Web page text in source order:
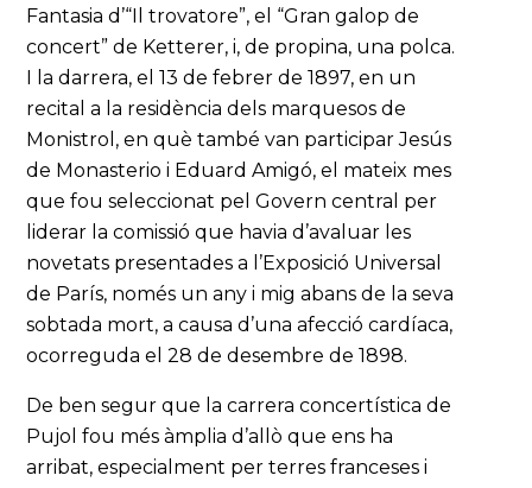
Fantasia d’“Il trovatore”, el “Gran galop de
concert” de Ketterer, i, de propina, una polca.
I la darrera, el 13 de febrer de 1897, en un
recital a la residència dels marquesos de
Monistrol, en què també van participar Jesús
de Monasterio i Eduard Amigó, el mateix mes
que fou seleccionat pel Govern central per
liderar la comissió que havia d’avaluar les
novetats presentades a l’Exposició Universal
de París, només un any i mig abans de la seva
sobtada mort, a causa d’una afecció cardíaca,
ocorreguda el 28 de desembre de 1898.
De ben segur que la carrera concertística de
Pujol fou més àmplia d’allò que ens ha
arribat, especialment per terres franceses i